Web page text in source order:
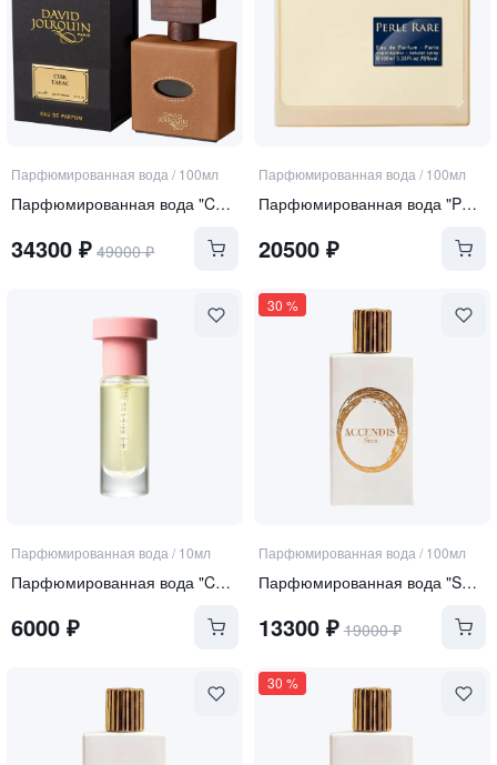
Парфюмированная вода / 100мл
Парфюмированная вода "Cuir Tabac"
34300 ₽ 49000₽
Парфюмированная вода / 100мл
Парфюмированная вода "Perle Rare"
20500₽
Парфюмированная вода / 10мл
Парфюмированная вода "Curiosity"
6000 ₽
30 %
Парфюмированная вода / 100мл
Парфюмированная вода "SERA"
13300₽ 19000₽
30 %